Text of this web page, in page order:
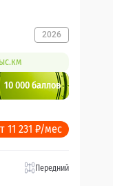
2026
10 000 баллов
11 231 ₽/мес
Передний